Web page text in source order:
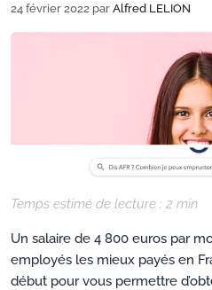
24 février 2022 par Alfred LELION
Temps estimé de lecture : 2 min
Un salaire de 4 800 euros par
employés les mieux payés en
début pour vous permettre